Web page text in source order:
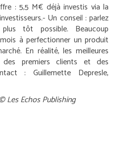
: 5,5 M€ déjà investis via la
- Un conseil : parlez
tôt possible. Beaucoup
à perfectionner un produit
En réalité, les meilleures
des premiers clients et des
: Guillemette Depresle,
Les Echos Publishing